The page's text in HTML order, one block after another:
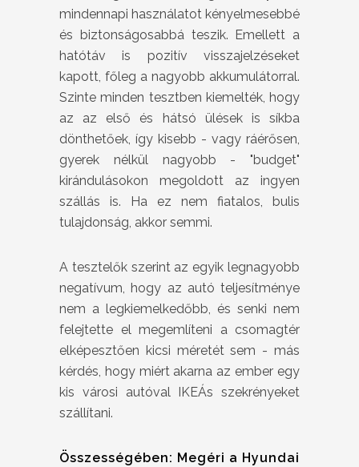
mindennapi használatot kényelmesebbé
és biztonságosabbá teszik. Emellett a
hatótáv is pozitív visszajelzéseket
kapott, főleg a nagyobb akkumulátorral.
Szinte minden tesztben kiemelték, hogy
az az első és hátsó ülések is síkba
dönthetőek, így kisebb - vagy ráérősen,
gyerek nélkül nagyobb - "budget"
kirándulásokon megoldott az ingyen
szállás is. Ha ez nem fiatalos, bulis
tulajdonság, akkor semmi.
A tesztelők szerint az egyik legnagyobb
negatívum, hogy az autó teljesítménye
nem a legkiemelkedőbb, és senki nem
felejtette el megemlíteni a csomagtér
elképesztően kicsi méretét sem - más
kérdés, hogy miért akarna az ember egy
kis városi autóval IKEÁs szekrényeket
szállítani.
Összességében: Megéri a Hyundai